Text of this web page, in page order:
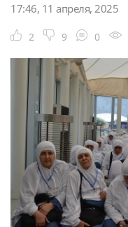
17:46, 11 апреля, 2025
2 9 0